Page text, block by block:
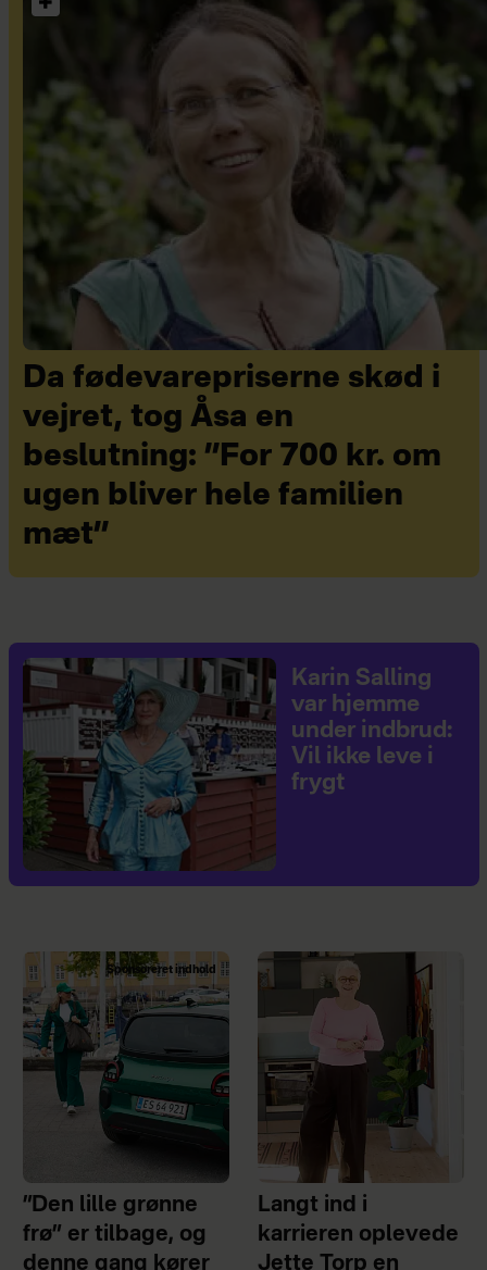
Da fødevarepriserne skød i
vejret, tog Åsa en
beslutning: ”For 700 kr. om
ugen bliver hele familien
mæt”
Karin Salling
var hjemme
under indbrud:
Vil ikke leve i
frygt
Sponsoreret indhold
”Den lille grønne
frø” er tilbage, og
denne gang kører
Langt ind i
karrieren oplevede
Jette Torp en